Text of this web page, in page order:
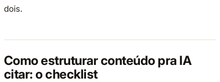
dois.
Como estruturar conteúdo pra IA
citar: o checklist